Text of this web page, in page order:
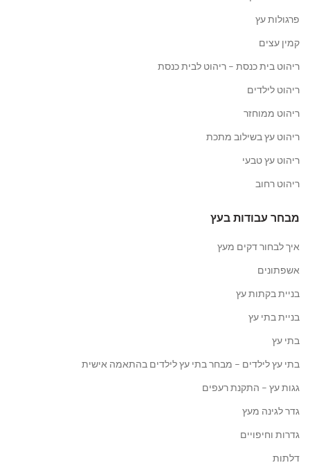
פרגולות עץ
קמין עצים
ריהוט בית כנסת – ריהוט לבית כנסת
ריהוט לילדים
ריהוט ממוחזר
ריהוט עץ בשילוב מתכת
ריהוט עץ טבעי
ריהוט רחוב
מבחר עבודות בעץ
איך לבחור דקים מעץ
אשפתונים
בניית בקתות עץ
בניית בתי עץ
בתי עץ
בתי עץ לילדים – מבחר בתי עץ לילדים בהתאמה אישית
גגות עץ – התקנת רעפים
גדר לגינה מעץ
גדרות וחיפויים
דלתות